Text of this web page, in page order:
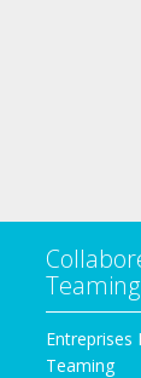
Teaming
Entreprises
Teaming